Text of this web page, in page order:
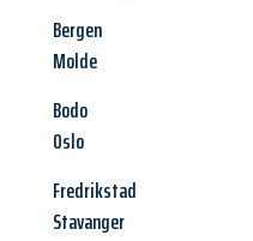
Bergen
Molde
Bodo
Oslo
Fredrikstad
Stavanger